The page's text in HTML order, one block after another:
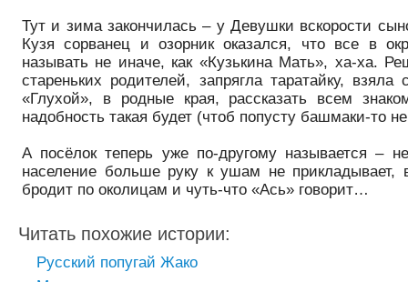
Тут и зима закончилась – у Девушки вскорости
Кузя сорванец и озорник оказался, что все в
называть не иначе, как «Кузькина Мать», ха-ха.
стареньких родителей, запрягла таратайку,
«Глухой», в родные края, рассказать всем
надобность такая будет (чтоб попусту башмаки-то
А посёлок теперь уже по-другому называется –
население больше руку к ушам не прикладывает,
бродит по околицам и чуть-что «Ась» говорит…
Читать похожие истории:
Русский попугай Жако